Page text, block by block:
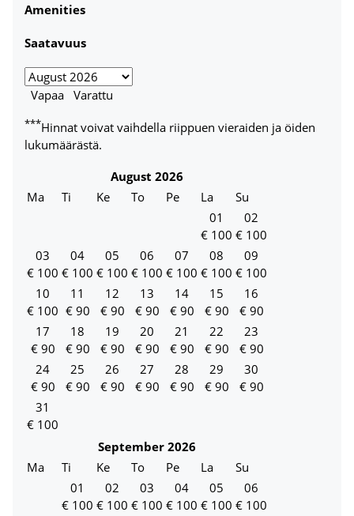
Amenities
Saatavuus
Vapaa Varattu
***Hinnat voivat vaihdella riippuen vieraiden ja öiden
lukumäärästä.
August 2026
Ma
Ti Ke To Pe La
Su
01
€ 100
02
€ 100
03
€ 100
04
€ 100
05
€ 100
06
€ 100
07
€ 100
08
€ 100
09
€ 100
10
€ 100
11
€ 90
12
€ 90
13
€ 90
14
€ 90
15
€ 90
16
€ 90
17
€ 90
18
€ 90
19
€ 90
20
€ 90
21
€ 90
22
€ 90
23
€ 90
24
€ 90
25
€ 90
26
€ 90
27
€ 90
28
€ 90
29
€ 90
30
€ 90
31
€ 100
September 2026
Ma
Ti Ke To Pe La
Su
01
€ 100
02
€ 100
03
€ 100
04
€ 100
05
€ 100
06
€ 100